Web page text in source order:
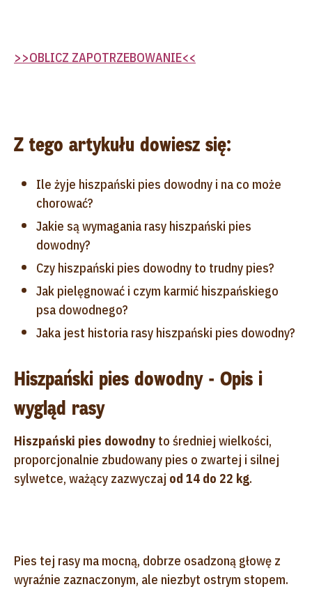
>>OBLICZ ZAPOTRZEBOWANIE<<
Z tego artykułu dowiesz się:
Ile żyje hiszpański pies dowodny i na co może
chorować?
Jakie są wymagania rasy hiszpański pies
dowodny?
Czy hiszpański pies dowodny to trudny pies?
Jak pielęgnować i czym karmić hiszpańskiego
psa dowodnego?
Jaka jest historia rasy hiszpański pies dowodny?
Hiszpański pies dowodny - Opis i
wygląd rasy
Hiszpański pies dowodny to średniej wielkości,
proporcjonalnie zbudowany pies o zwartej i silnej
sylwetce, ważący zazwyczaj od 14 do 22 kg.
Pies tej rasy ma mocną, dobrze osadzoną głowę z
wyraźnie zaznaczonym, ale niezbyt ostrym stopem.